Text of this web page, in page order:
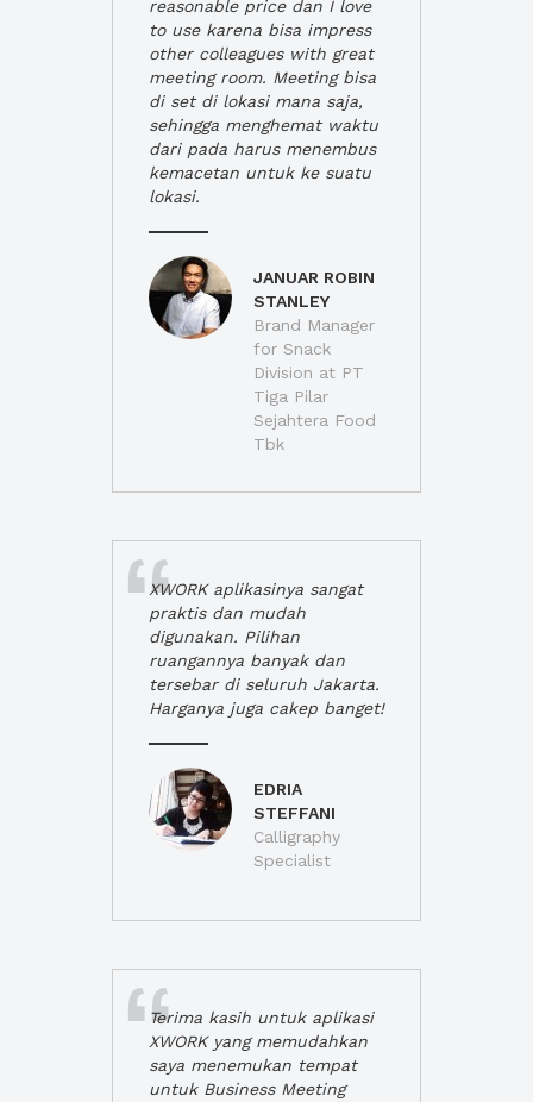
reasonable price dan I love
to use karena bisa impress
other colleagues with great
meeting room. Meeting bisa
di set di lokasi mana saja,
sehingga menghemat waktu
dari pada harus menembus
kemacetan untuk ke suatu
lokasi.
JANUAR ROBIN
STANLEY
Brand Manager
for Snack
Division at PT
Tiga Pilar
Sejahtera Food
Tbk
XWORK aplikasinya sangat
praktis dan mudah
digunakan. Pilihan
ruangannya banyak dan
tersebar di seluruh Jakarta.
Harganya juga cakep banget!
EDRIA
STEFFANI
Calligraphy
Specialist
Terima kasih untuk aplikasi
XWORK yang memudahkan
saya menemukan tempat
untuk Business Meeting